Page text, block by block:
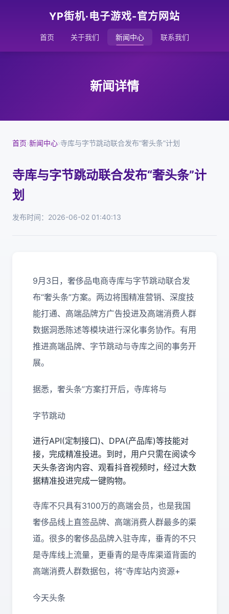
YP街机·电子游戏-官方网站
首页 关于我们 新闻中心 联系我们
新闻详情
首页›新闻中心›寺库与字节跳动联合发布“奢头条”计划
寺库与字节跳动联合发布“奢头条”计
划
发布时间：2026-06-02 01:40:13
9月3日，奢侈品电商寺库与字节跳动联合发
布“奢头条”方案。两边将围精准营销、深度技
能打通、高端品牌方广告投进及高端消费人群
数据洞悉陈述等模块进行深化事务协作。有用
推进高端品牌、字节跳动与寺库之间的事务开
展。
据悉，奢头条”方案打开后，寺库将与
字节跳动
进行API(定制接口)、DPA(产品库)等技能对
接，完成精准投进。到时，用户只需在阅读今
天头条咨询内容、观看抖音视频时，经过大数
据精准投进完成一键购物。
寺库不只具有3100万的高端会员，也是我国
奢侈品线上直签品牌、高端消费人群最多的渠
道。很多的奢侈品品牌入驻寺库，垂青的不只
是寺库线上流量，更垂青的是寺库渠道背面的
高端消费人群数据包，将“寺库站内资源+
今天头条